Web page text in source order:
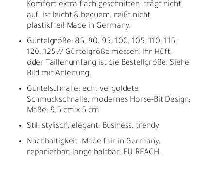
Komfort extra flach geschnitten: trägt nicht
auf, ist leicht & bequem, reißt nicht,
plastikfrei! Made in Germany.
Gürtelgröße: 85, 90, 95, 100, 105, 110, 115,
120, 125 // Gürtelgröße messen: Ihr Hüft-
oder Taillenumfang ist die Bestellgröße. Siehe
Bild mit Anleitung.
Gürtelschnalle: echt vergoldete
Schmuckschnalle, modernes Horse-Bit Design;
Maße: 9,5 cm x 5 cm
Stil: stylisch, elegant, Business, trendy
Nachhaltigkeit: Made fair in Germany,
reparierbar, lange haltbar, EU-REACH.